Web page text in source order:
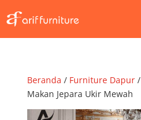
Beranda / Furniture Dapur/
Makan Jepara Ukir Mewah